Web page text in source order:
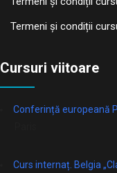
Termeni și condiții
Cursuri viitoare
Conferință europeană
Curs internaț. Belgia